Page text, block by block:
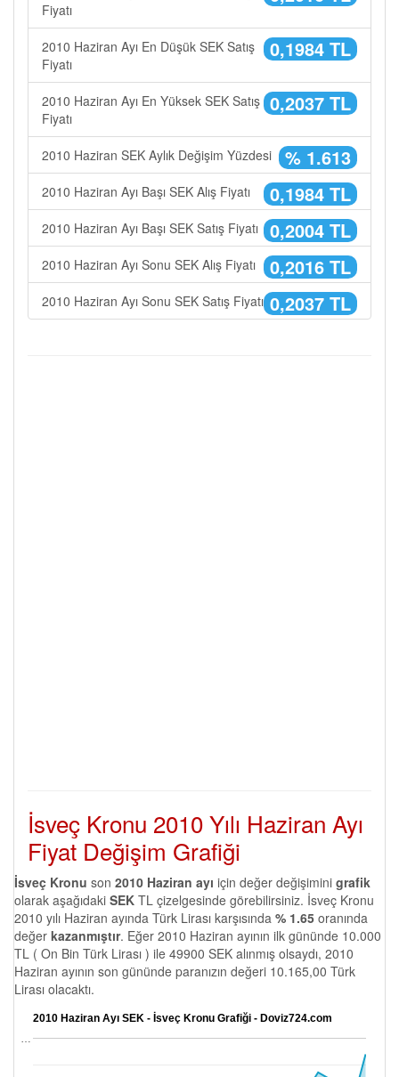
Fiyatı
0,1984 TL
2010 Haziran Ayı En Düşük SEK Satış
Fiyatı
0,2037 TL
2010 Haziran Ayı En Yüksek SEK Satış
Fiyatı
% 1.613
2010 Haziran SEK Aylık Değişim Yüzdesi
0,1984 TL
2010 Haziran Ayı Başı SEK Alış Fiyatı
0,2004 TL
2010 Haziran Ayı Başı SEK Satış Fiyatı
0,2016 TL
2010 Haziran Ayı Sonu SEK Alış Fiyatı
0,2037 TL
2010 Haziran Ayı Sonu SEK Satış Fiyatı
İsveç Kronu 2010 Yılı Haziran Ayı
Fiyat Değişim Grafiği
İsveç Kronu son 2010 Haziran ayı için değer değişimini grafik
olarak aşağıdaki SEK TL çizelgesinde görebilirsiniz. İsveç Kronu
2010 yılı Haziran ayında Türk Lirası karşısında % 1.65 oranında
değer kazanmıştır. Eğer 2010 Haziran ayının ilk gününde 10.000
TL ( On Bin Türk Lirası ) ile 49900 SEK alınmış olsaydı, 2010
Haziran ayının son gününde paranızın değeri 10.165,00 Türk
Lirası olacaktı.
2010 Haziran Ayı SEK - İsveç Kronu Grafiği - Doviz724.com